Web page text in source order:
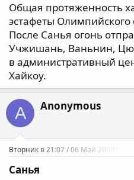
Общая протяженность
эстафеты Олимпийского
После Санья огонь
Учжишань, Ваньнин,
в административный
Хайкоу.
A Anonymous
Вторник в 21:07 / 06 Май 2008г.
Санья